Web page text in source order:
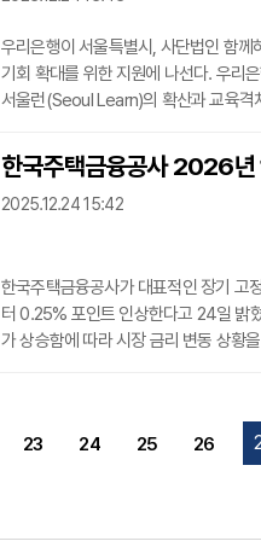
우리은행이 서울특별시, 사단법인 함
기회 확대를 위한 지원에 나선다. 우리
서울런(Seoul Learn)의 확산과 교육격
주요 관계자들이 참석해 민관 협력을
사교육의 도움 없이도 온라인 강의와
록 돕는 서
한국주택금융공사 2026
2025.12.24 15:42
한국주택금융공사가 대표적인 장기 고
터 0.25% 포인트 인상한다고 24일 밝
가 상승함에 따라 시장 금리 변동 상황
부모 가정 등 사회적 배려층에게는 최
만기별로 최저
23 24 25 26